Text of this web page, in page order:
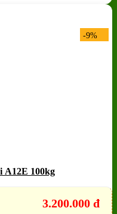
-9%
A12E 100kg
3.200.000 đ